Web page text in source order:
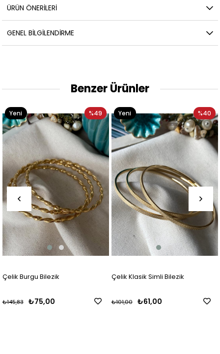
ÜRÜN ÖNERILERI
GENEL BILGILENDIRME
Benzer Ürünler
Çelik Burgu Bilezik
₺75,00
₺145,83
%49
Yeni
Ürün
Çelik Klasik Simli Bilezik
₺61,00
₺101,00
%40
Yeni
Ürün